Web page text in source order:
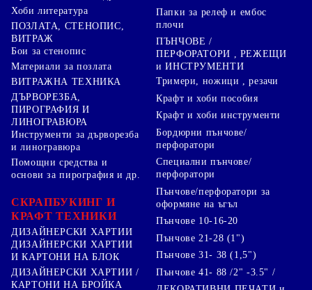
Хоби литература
ПОЗЛАТА, СТЕНОПИС,
ВИТРАЖ
Бои за стенопис
Материали за позлата
ВИТРАЖНА ТЕХНИКА
ДЪРВОРЕЗБА,
ПИРОГРАФИЯ И
ЛИНОГРАВЮРА
Инструменти за дърворезба
и линогравюра
Помощни средства и
основи за пирография и др.
СКРАПБУКИНГ И
КРАФТ ТЕХНИКИ
ДИЗАЙНЕРСКИ ХАРТИИ
ДИЗАЙНЕРСКИ ХАРТИИ
И КАРТОНИ НА БЛОК
ДИЗАЙНЕРСКИ ХАРТИИ /
КАРТОНИ НА БРОЙКА
Папки за релеф и ембос
плочи
ПЪНЧОВЕ /
ПЕРФОРАТОРИ , РЕЖЕЩИ
и ИНСТРУМЕНТИ
Тримери, ножици , резачи
Крафт и хоби пособия
Крафт и хоби инструменти
Бордюрни пънчове/
перфоратори
Специални пънчове/
перфоратори
Пънчове/перфоратори за
оформяне на ъгъл
Пънчове 10-16-20
Пънчове 21-28 (1")
Пънчове 31- 38 (1,5")
Пънчове 41- 88 /2" -3.5" /